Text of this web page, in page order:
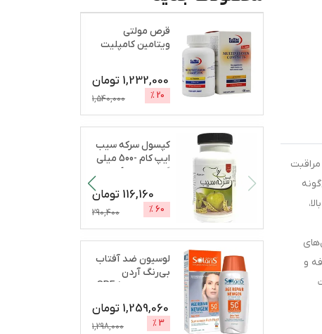
مراقبت
بالا،
و
قرص مولتی
ویتامین کامپلیت
1,232,000 تومان
20
%
1,540,000
کپسول سرکه سیب
ایپ کام -500 میلی
گرم بسته 60 عددی
116,160 تومان
60
%
290,400
لوسیون ضد آفتاب
بی‌رنگ آردن
1,259,060 تومان
3
%
1,298,000